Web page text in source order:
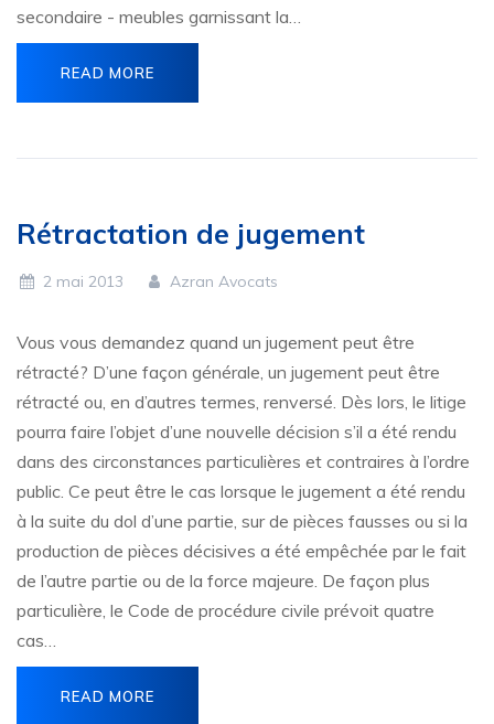
secondaire - meubles garnissant la…
READ MORE
Rétractation de jugement
2 mai 2013 Azran Avocats
Vous vous demandez quand un jugement peut être
rétracté? D’une façon générale, un jugement peut être
rétracté ou, en d’autres termes, renversé. Dès lors, le litige
pourra faire l’objet d’une nouvelle décision s’il a été rendu
dans des circonstances particulières et contraires à l’ordre
public. Ce peut être le cas lorsque le jugement a été rendu
à la suite du dol d’une partie, sur de pièces fausses ou si la
production de pièces décisives a été empêchée par le fait
de l’autre partie ou de la force majeure. De façon plus
particulière, le Code de procédure civile prévoit quatre
cas…
READ MORE